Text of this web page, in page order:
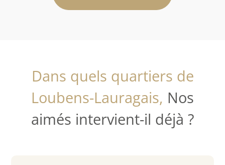
Dans quels quartiers de
Loubens-Lauragais, Nos
aimés intervient-il déjà ?